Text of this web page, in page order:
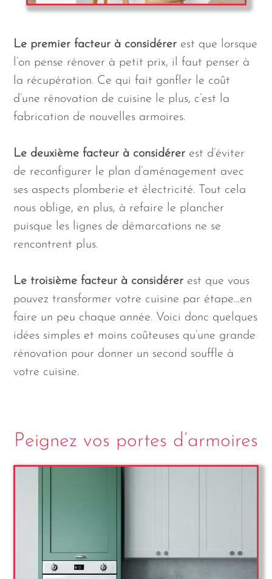
Le premier facteur à considérer est que lorsque
l’on pense rénover à petit prix, il faut penser à
la récupération. Ce qui fait gonfler le coût
d’une rénovation de cuisine le plus, c’est la
fabrication de nouvelles armoires.
Le deuxième facteur à considérer est d’éviter
de reconfigurer le plan d’aménagement avec
ses aspects plomberie et électricité. Tout cela
nous oblige, en plus, à refaire le plancher
puisque les lignes de démarcations ne se
rencontrent plus.
Le troisième facteur à considérer est que vous
pouvez transformer votre cuisine par étape…en
faire un peu chaque année. Voici donc quelques
idées simples et moins coûteuses qu’une grande
rénovation pour donner un second souffle à
votre cuisine.
Peignez vos portes d’armoires